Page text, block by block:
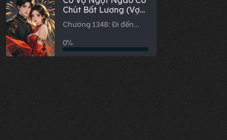
Chút Bất Lương (Vợ
Mới Bất Lương Có
Chút Ngọt)
Chương 1348: Đi đến
0%